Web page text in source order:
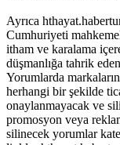
Ayrıca
Cumhuriyeti
itham ve karalama
düşmanlığa tahrik
Yorumlarda
herhangi bir şekilde
onaylanmayacak ve
promosyon veya
silinecek yorumlar